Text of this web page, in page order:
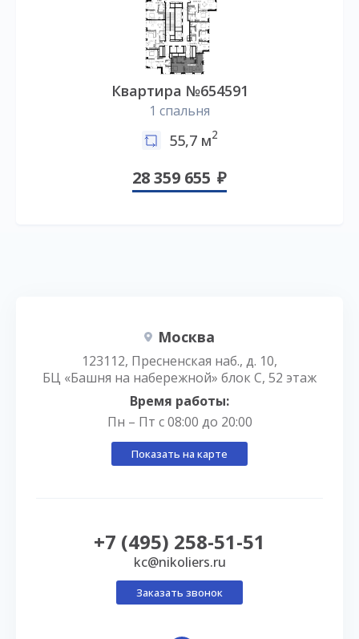
Квартира №654591
1 спальня
55,7 м2
28 359 655
Москва
123112, Пресненская наб., д. 10,
БЦ «Башня на набережной» блок С, 52 этаж
Время работы:
Пн – Пт с 08:00 до 20:00
Показать на карте
+7 (495) 258-51-51
kc@nikoliers.ru
Заказать звонок